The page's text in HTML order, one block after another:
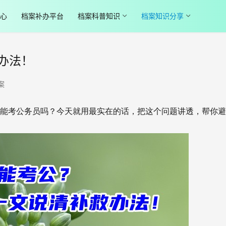
档案补办平台 档案科普知识 档案知识分享
！
考公务员吗？今天就用最实在的话，把这个问题讲透，帮你